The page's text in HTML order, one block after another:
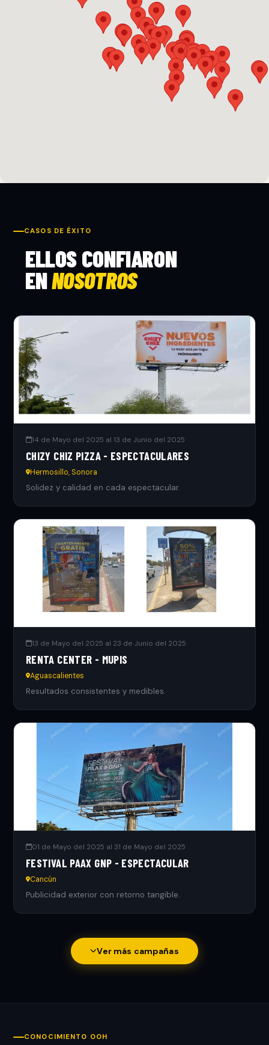
CASOS DE ÉXITO
ELLOS CONFIARON
ENNOSOTROS
14 de Mayo del 2025 al 13 de Junio del 2025
CHIZY CHIZ PIZZA - ESPECTACULARES
Hermosillo, Sonora
Solidez y calidad en cada espectacular.
13 de Mayo del 2025 al 23 de Junio del 2025
RENTA CENTER - MUPIS
Aguascalientes
Resultados consistentes y medibles.
01 de Mayo del 2025 al 31 de Mayo del 2025
FESTIVAL PAAX GNP - ESPECTACULAR
Cancún
Publicidad exterior con retorno tangible.
Ver más campañas
CONOCIMIENTO OOH